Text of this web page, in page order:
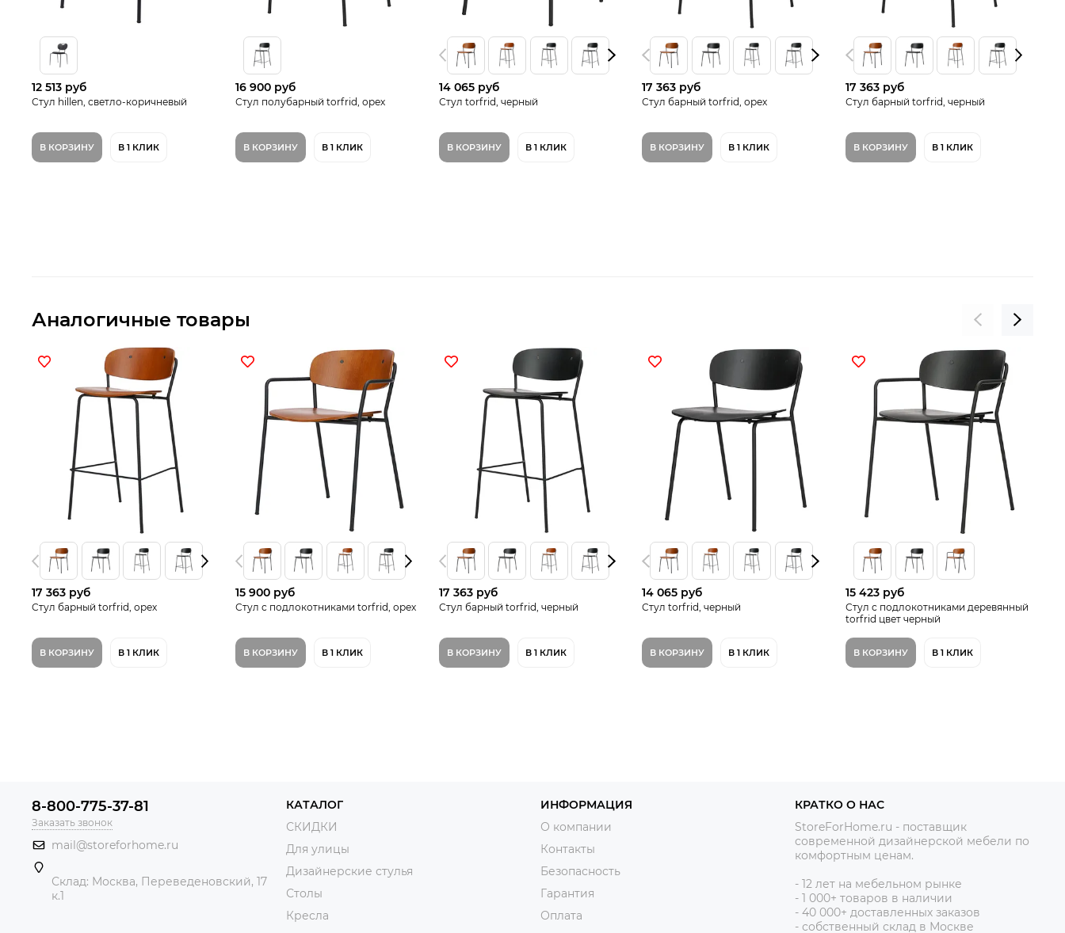
12 513 руб
Стул hillen, светло-коричневый
В КОРЗИНУ В 1 КЛИК
16 900 руб
Стул полубарный torfrid, орех
В КОРЗИНУ В 1 КЛИК
14 065 руб
Стул torfrid, черный
В КОРЗИНУ В 1 КЛИК
17 363 руб
Стул барный torfrid, орех
В КОРЗИНУ В 1 КЛИК
17 363 руб
Стул барный torfrid, черный
В КОРЗИНУ В 1 КЛИК
Аналогичные товары
17 363 руб
Стул барный torfrid, орех
В КОРЗИНУ В 1 КЛИК
15 900 руб
Стул с подлокотниками torfrid, орех
В КОРЗИНУ В 1 КЛИК
17 363 руб
Стул барный torfrid, черный
В КОРЗИНУ В 1 КЛИК
14 065 руб
Стул torfrid, черный
В КОРЗИНУ В 1 КЛИК
15 423 руб
Стул с подлокотниками деревянный
torfrid цвет черный
В КОРЗИНУ В 1 КЛИК
8-800-775-37-81
Заказать звонок
mail@storeforhome.ru
Склад: Москва, Переведеновский, 17
к.1
КАТАЛОГ
СКИДКИ
Для улицы
Дизайнерские стулья
Столы
Кресла
ИНФОРМАЦИЯ
О компании
Контакты
Безопасность
Гарантия
Оплата
КРАТКО О НАС
StoreForHome.ru - поставщик
современной дизайнерской мебели по
комфортным ценам.
- 12 лет на мебельном рынке
- 1 000+ товаров в наличии
- 40 000+ доставленных заказов
- собственный склад в Москве